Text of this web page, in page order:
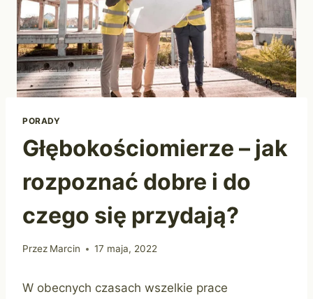
PORADY
Głębokościomierze – jak
rozpoznać dobre i do
czego się przydają?
Przez Marcin 17 maja, 2022
W obecnych czasach wszelkie prace